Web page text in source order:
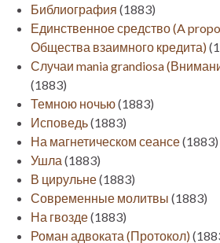
Библиография (1883)
Единственное средство (A
Общества взаимного кредита)
Случаи mania grandiosa
(1883)
Темною ночью(1883)
Исповедь(1883)
На магнетическом сеансе(1883)
Ушла (1883)
В цирульне(1883)
Современные молитвы (1883)
На гвозде(1883)
Роман адвоката (Протокол)